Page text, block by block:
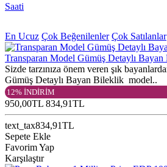
Saati
En Ucuz Çok Beğenilenler Çok Satılanlar
Transparan Model Gümüş Detaylı
Sizde tarzınıza önem veren şık
Gümüş Detaylı Bayan Bileklik model..
12% İNDİRİM
950,00TL 834,91TL
text_tax834,91TL
Sepete Ekle
Favorim Yap
Karşılaştır